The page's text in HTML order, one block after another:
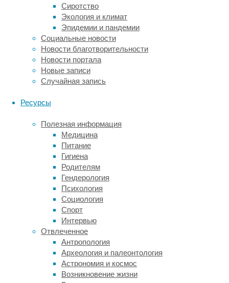
Сиротство
Экология и климат
Эпидемии и пандемии
Социальные новости
Новости благотворительности
Новости портала
Новые записи
Случайная запись
Ресурсы
Полезная информация
Медицина
Питание
Гигиена
Родителям
Гендерология
Психология
Социология
Спорт
Интервью
Отвлеченное
Антропология
Археология и палеонтология
Астрономия и космос
Возникновение жизни
ключевых
проявлений
расстройств
настроения,
шизофрении
и
аддикций,
она
влияет
эффективность
терапии
клиническое
течение.
менее,
ангедония
может
иметь
разную
выраженность